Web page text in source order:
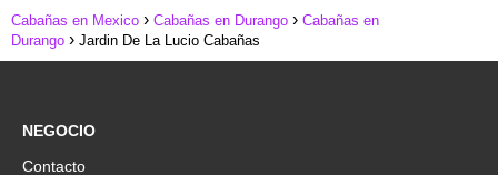
Cabañas en Mexico Cabañas en Durango
Cabañas en
Durango
Jardin De La Lucio Cabañas
NEGOCIO
Contacto